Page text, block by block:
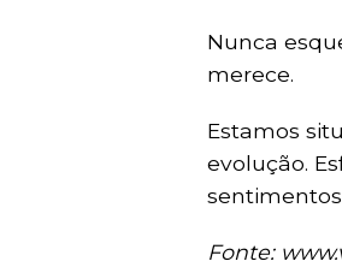
Nunca
merece.
Estamos
evolução.
Fonte: